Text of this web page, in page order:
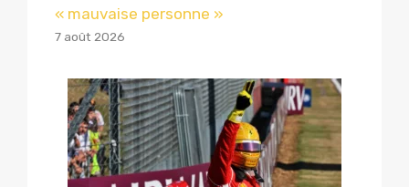
« mauvaise personne »
7 août 2026